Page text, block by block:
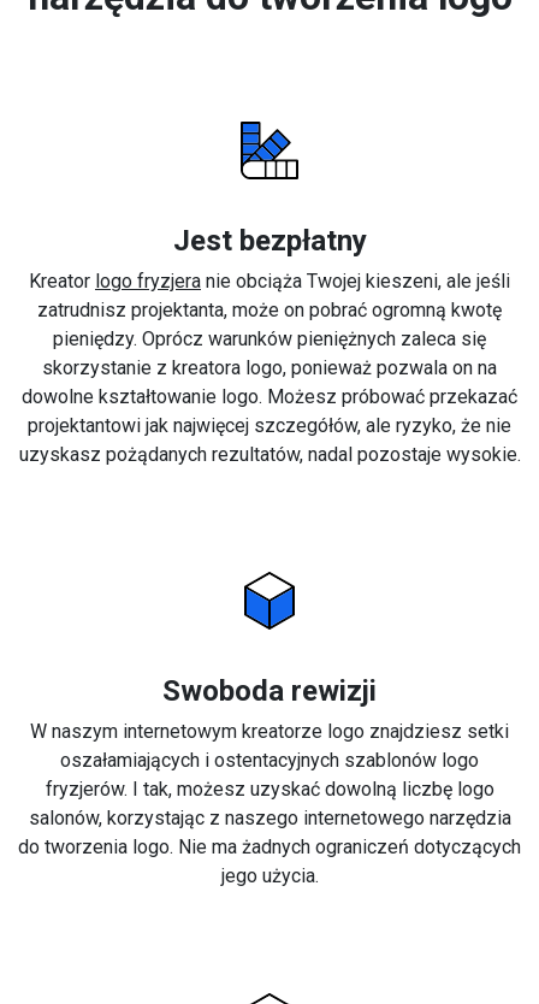
Jest bezpłatny
Kreator logo fryzjera nie obciąża Twojej kieszeni, ale jeśli
zatrudnisz projektanta, może on pobrać ogromną kwotę
pieniędzy. Oprócz warunków pieniężnych zaleca się
skorzystanie z kreatora logo, ponieważ pozwala on na
dowolne kształtowanie logo. Możesz próbować przekazać
projektantowi jak najwięcej szczegółów, ale ryzyko, że nie
uzyskasz pożądanych rezultatów, nadal pozostaje wysokie.
Swoboda rewizji
W naszym internetowym kreatorze logo znajdziesz setki
oszałamiających i ostentacyjnych szablonów logo
fryzjerów. I tak, możesz uzyskać dowolną liczbę logo
salonów, korzystając z naszego internetowego narzędzia
do tworzenia logo. Nie ma żadnych ograniczeń dotyczących
jego użycia.